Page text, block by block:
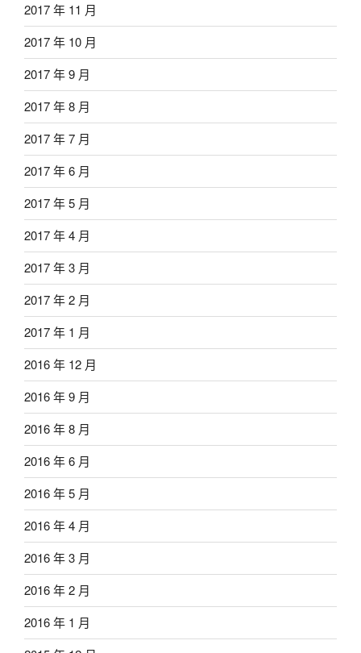
2017 年 11 月
2017 年 10 月
2017 年 9 月
2017 年 8 月
2017 年 7 月
2017 年 6 月
2017 年 5 月
2017 年 4 月
2017 年 3 月
2017 年 2 月
2017 年 1 月
2016 年 12 月
2016 年 9 月
2016 年 8 月
2016 年 6 月
2016 年 5 月
2016 年 4 月
2016 年 3 月
2016 年 2 月
2016 年 1 月